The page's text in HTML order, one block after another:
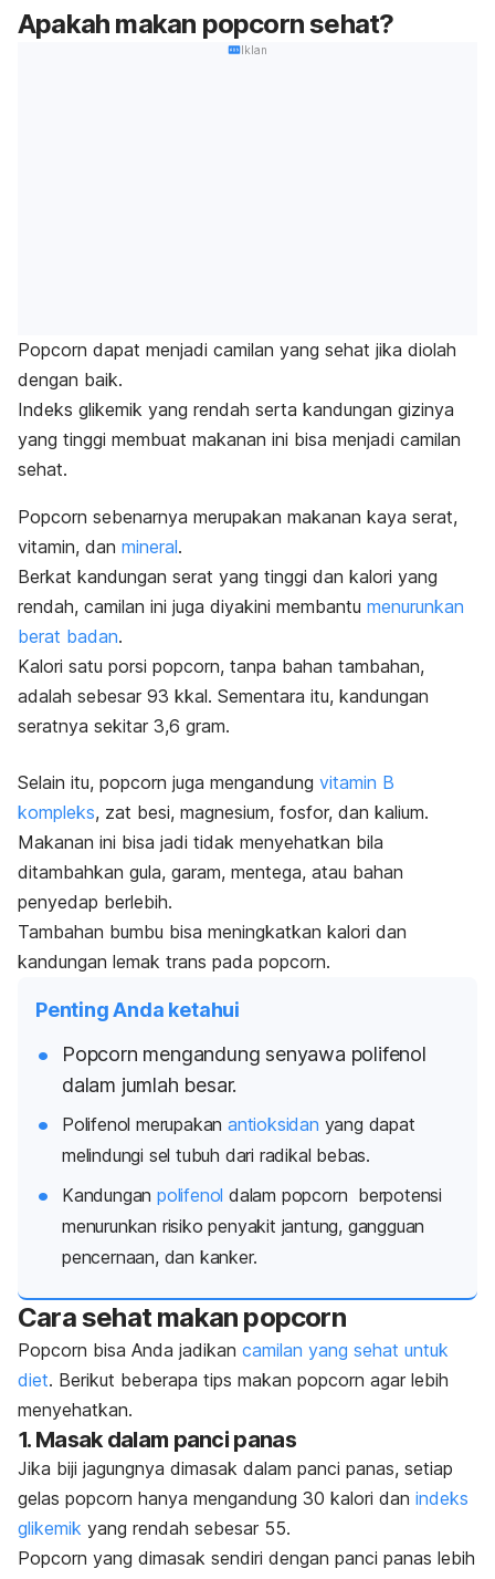
Apakah makan popcornsehat?
Iklan
Popcorn dapat menjadi camilan yang sehat jika diolah
dengan baik.
Indeks glikemik yang rendah serta kandungan gizinya
yang tinggi membuat makanan ini bisa menjadi camilan
sehat.
Popcorn sebenarnya merupakan makanan kaya serat,
vitamin, dan mineral.
Berkat kandungan serat yang tinggi dan kalori yang
rendah, camilan ini juga diyakini membantu menurunkan
berat badan.
Kalori satu porsi popcorn, tanpa bahan tambahan,
adalah sebesar 93 kkal. Sementara itu, kandungan
seratnya sekitar 3,6 gram.
Selain itu, popcorn juga mengandung vitamin B
kompleks, zat besi, magnesium, fosfor, dan kalium.
Makanan ini bisa jadi tidak menyehatkan bila
ditambahkan gula, garam, mentega, atau bahan
penyedap berlebih.
Tambahan bumbu bisa meningkatkan kalori dan
kandungan lemak trans pada popcorn.
Penting Anda ketahui
Popcorn mengandung senyawa polifenol
dalam jumlah besar.
Polifenol merupakanantioksidan yang dapat
melindungi sel tubuh dari radikal bebas.
Kandunganpolifenol dalam popcorn berpotensi
menurunkan risiko penyakit jantung, gangguan
pencernaan, dan kanker.
Cara sehat makan popcorn
Popcorn bisa Anda jadikan camilan yang sehat untuk
diet. Berikut beberapa tips makan popcorn agar lebih
menyehatkan.
1. Masak dalam panci panas
Jika biji jagungnya dimasak dalam panci panas, setiap
gelas popcorn hanya mengandung 30 kalori dan indeks
glikemik yang rendah sebesar 55.
Popcorn yang dimasak sendiri dengan panci panas lebih